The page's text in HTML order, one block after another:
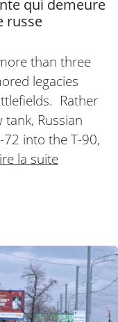
qui demeure
russe
than three
legacies
Rather
Russian
into the T-90,
la suite